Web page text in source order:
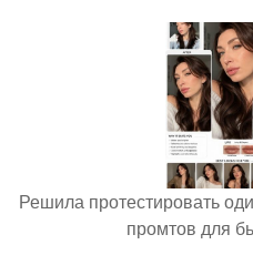
Решила протестировать
промтов для